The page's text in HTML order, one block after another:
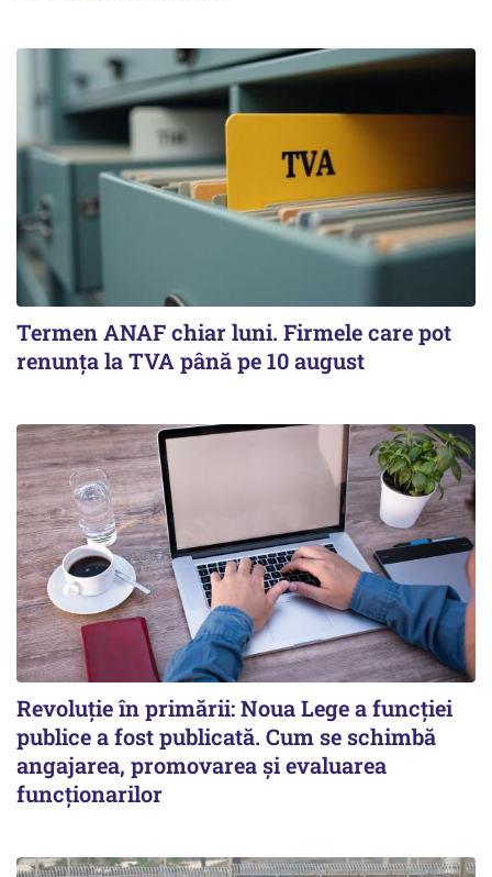
Termen ANAF chiar luni. Firmele care pot
renunța la TVA până pe 10 august
Revoluție în primării: Noua Lege a funcției
publice a fost publicată. Cum se schimbă
angajarea, promovarea și evaluarea
funcționarilor